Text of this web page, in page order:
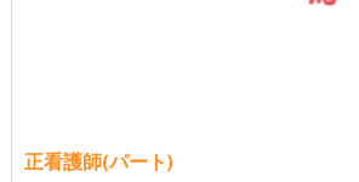
正看護師(パート)